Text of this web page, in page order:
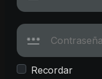
Recordar